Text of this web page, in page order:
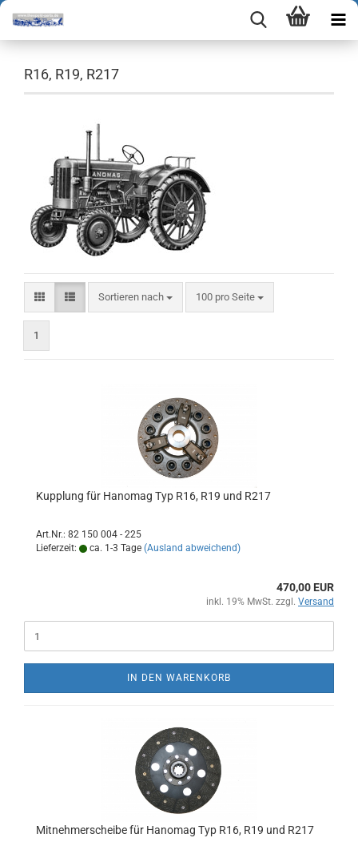
R16, R19, R217
Sortieren nach
Sortieren nach 100 pro Seite
pro Seite
1
Kupplung für Hanomag Typ R16, R19 und R217
Art.Nr.: 82 150 004 - 225
Lieferzeit:
ca. 1-3 Tage (Ausland abweichend)
470,00 EUR
inkl. 19% MwSt. zzgl. Versand
IN DEN WARENKORB
Mitnehmerscheibe für Hanomag Typ R16, R19 und R217